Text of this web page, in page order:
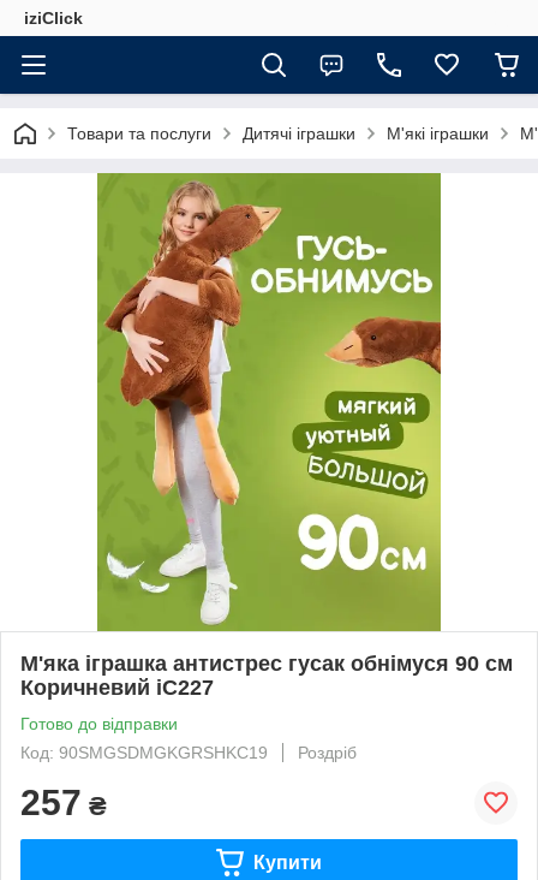
iziClick
Товари та послуги Дитячі іграшки М'які іграшки
М'яка іграшка антистрес гусак обнімуся 90 см
Коричневий iC227
Готово до відправки
Код: 90SMGSDMGKGRSHKС19
Роздріб
257 ₴
Купити